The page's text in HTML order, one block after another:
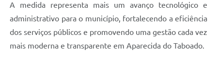
A medida representa mais um avanço tecnológico e
administrativo para o município, fortalecendo a eficiência
dos serviços públicos e promovendo uma gestão cada vez
mais moderna e transparente em Aparecida do Taboado.